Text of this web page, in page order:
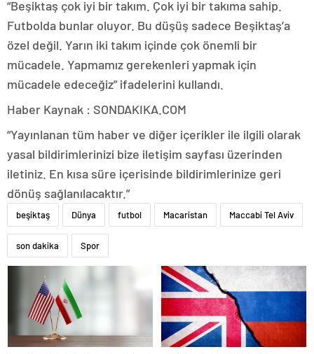
“Beşiktaş çok iyi bir takım. Çok iyi bir takıma sahip.
Futbolda bunlar oluyor. Bu düşüş sadece Beşiktaş’a
özel değil. Yarın iki takım içinde çok önemli bir
mücadele. Yapmamız gerekenleri yapmak için
mücadele edeceğiz” ifadelerini kullandı.
Haber Kaynak : SONDAKIKA.COM
“Yayınlanan tüm haber ve diğer içerikler ile ilgili olarak
yasal bildirimlerinizi bize iletişim sayfası üzerinden
iletiniz. En kısa süre içerisinde bildirimlerinize geri
dönüş sağlanılacaktır.”
beşiktaş Dünya futbol Macaristan Maccabi Tel Aviv
son dakika Spor